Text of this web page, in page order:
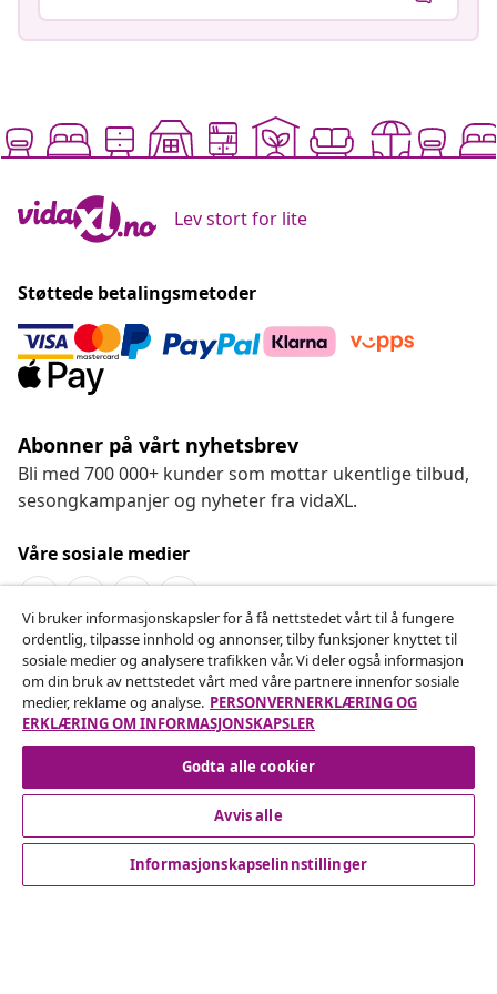
Lev stort for lite
Støttede betalingsmetoder
Abonner på vårt nyhetsbrev
Bli med 700 000+ kunder som mottar ukentlige tilbud,
sesongkampanjer og nyheter fra vidaXL.
Våre sosiale medier
Angre på kontrakten
Send inn en angrerett for bestillingen din.
Angre på kontrakten
Kundeservice
Vi bruker informasjonskapsler for å få nettstedet vårt til å fungere
ordentlig, tilpasse innhold og annonser, tilby funksjoner knyttet til
sosiale medier og analysere trafikken vår. Vi deler også informasjon
om din bruk av nettstedet vårt med våre partnere innenfor sosiale
medier, reklame og analyse. PERSONVERNERKLÆRING OG
ERKLÆRING OM INFORMASJONSKAPSLER
Godta alle cookier
Avvis alle
Informasjonskapselinnstillinger